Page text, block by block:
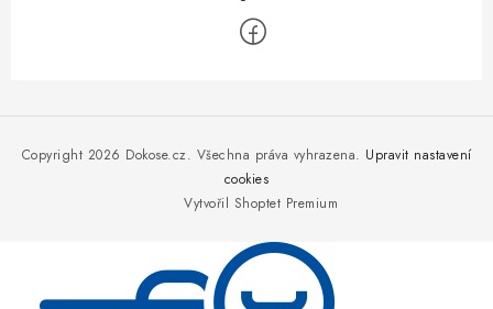
Vytvořil Shoptet Premium
Copyright 2026 Dokose.cz. Všechna práva vyhrazena. Upravit nastavení
cookies